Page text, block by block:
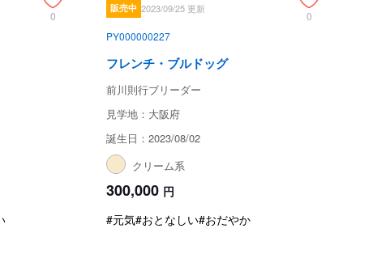
0
販売中 2023/09/25 更新
0
PY000000227
フレンチ・ブルドッグ
前川則行ブリーダー
見学地：大阪府
誕生日：2023/08/02
クリーム系
300,000 円
#元気#おとなしい#おだやか